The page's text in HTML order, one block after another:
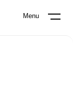
Menu